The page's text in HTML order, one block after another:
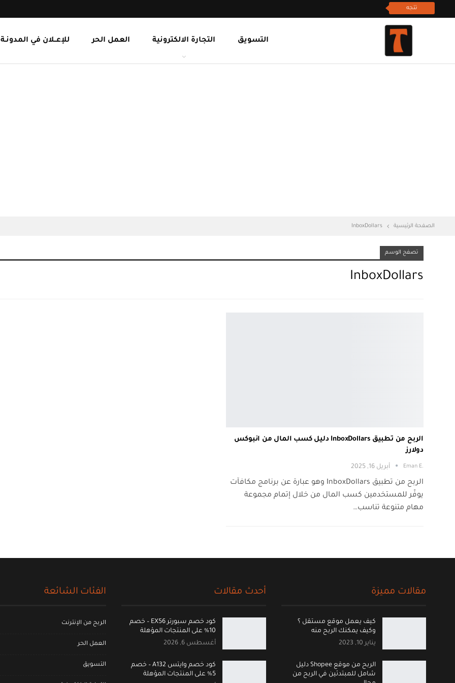
تتجه
للإعــلان في المدونـة العمل الحر التجارة الالكترونية التسويق
الصفحة الرئيسية InboxDollars
تصفح الوسم
InboxDollars
الربح من تطبيق InboxDollars دليل كسب المال من انبوكس
دولارز
.Eman E أبريل 16, 2025
الربح من تطبيق InboxDollars وهو عبارة عن برنامج مكافآت
يوفّر للمستخدمين كسب المال من خلال إتمام مجموعة
مهام متنوعة تناسب…
مقالات مميزة
كيف يعمل موقع مستقل ؟
وكيف يمكنك الربح منه
يناير 10, 2023
الربح من موقع Shopee دليل
شامل للمبتدئين في الربح من
أحدث مقالات
كود خصم سبورتر EX56 – خصم
10% على المنتجات المؤهلة
أغسطس 6, 2026
كود خصم وايتس A132 – خصم
5% على المنتجات المؤهلة
الفئات الشائعة
الربح من الإنترنت
العمل الحر
التسويق